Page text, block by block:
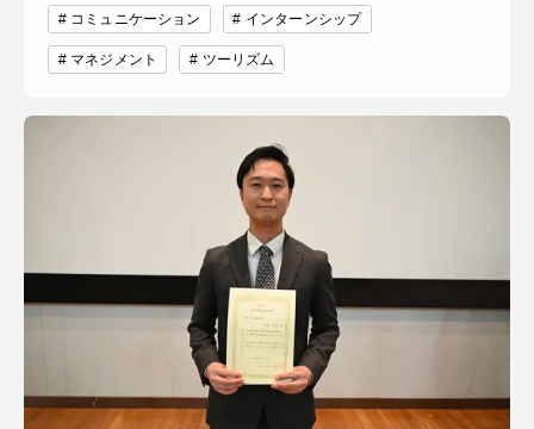
コミュニケーション インターンシップ
マネジメント ツーリズム